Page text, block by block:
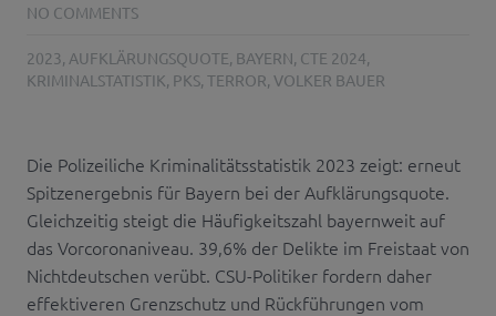
NO COMMENTS
2023, AUFKLÄRUNGSQUOTE, BAYERN, CTE 2024,
KRIMINALSTATISTIK, PKS, TERROR, VOLKER BAUER
Die Polizeiliche Kriminalitätsstatistik 2023 zeigt: erneut
Spitzenergebnis für Bayern bei der Aufklärungsquote.
Gleichzeitig steigt die Häufigkeitszahl bayernweit auf
das Vorcoronaniveau. 39,6% der Delikte im Freistaat von
Nichtdeutschen verübt. CSU-Politiker fordern daher
effektiveren Grenzschutz und Rückführungen vom